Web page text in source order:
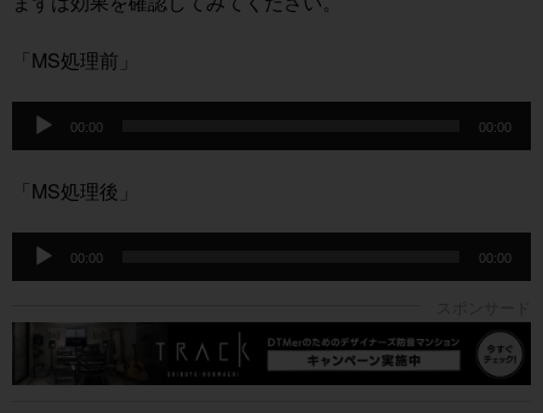
「MS処理前」
音
プ
ー
ー
00:00 00:00
「MS処理後」
音
プ
ー
00:00 00:00